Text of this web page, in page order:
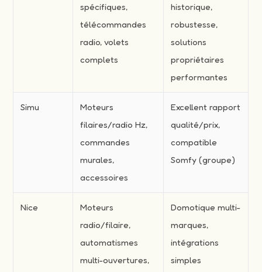
spécifiques,
télécommandes
radio, volets
complets
historique,
robustesse,
solutions
propriétaires
performantes
Simu
Moteurs
filaires/radio Hz,
commandes
murales,
accessoires
Excellent rapport
qualité/prix,
compatible
Somfy (groupe)
Nice
Moteurs
radio/filaire,
automatismes
multi-ouvertures,
Domotique multi-
marques,
intégrations
simples